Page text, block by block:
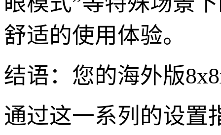
舒适的使用体验。
结语：您的海外版
通过这一系列的设置